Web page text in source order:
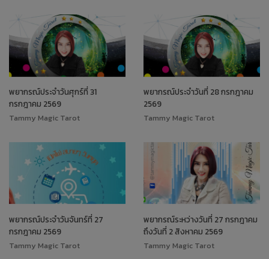
พยากรณ์ประจำวันศุกร์ที่ 31
กรกฎาคม 2569
Tammy Magic Tarot
พยากรณ์ประจำวันที่ 28 กรกฎาคม
2569
Tammy Magic Tarot
พยากรณ์ประจำวันจันทร์ที่ 27
กรกฎาคม 2569
Tammy Magic Tarot
พยากรณ์ระหว่างวันที่ 27 กรกฎาคม
ถึงวันที่ 2 สิงหาคม 2569
Tammy Magic Tarot